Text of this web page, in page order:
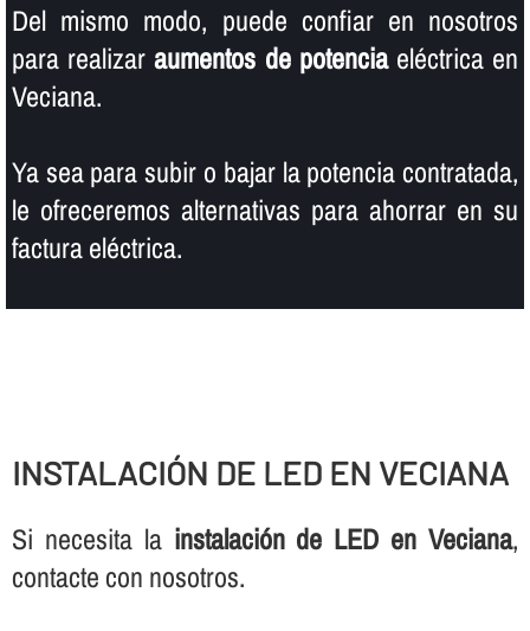
Del mismo modo, puede confiar en nosotros
para realizaraumentos de potenciaeléctrica en
Veciana.
Ya sea para subir o bajar la potencia contratada,
le ofreceremos alternativas para ahorrar en su
factura eléctrica.
INSTALACIÓN DE LED EN VECIANA
Si necesita la instalación de LED en Veciana,
contacte con nosotros.